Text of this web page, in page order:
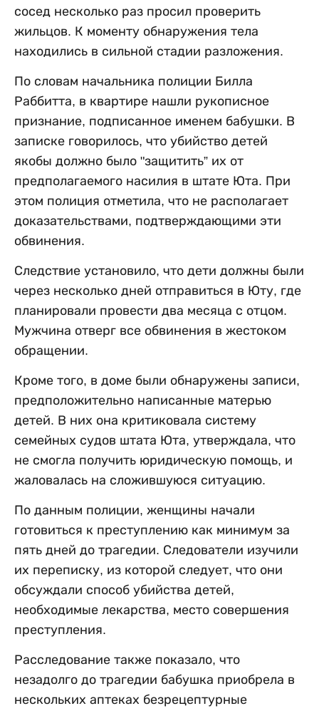
сосед несколько раз просил проверить
жильцов. К моменту обнаружения тела
находились в сильной стадии разложения.
По словам начальника полиции Билла
Раббитта, в квартире нашли рукописное
признание, подписанное именем бабушки. В
записке говорилось, что убийство детей
якобы должно было "защитить” их от
предполагаемого насилия в штате Юта. При
этом полиция отметила, что не располагает
доказательствами, подтверждающими эти
обвинения.
Следствие установило, что дети должны были
через несколько дней отправиться в Юту, где
планировали провести два месяца с отцом.
Мужчина отверг все обвинения в жестоком
обращении.
Кроме того, в доме были обнаружены записи,
предположительно написанные матерью
детей. В них она критиковала систему
семейных судов штата Юта, утверждала, что
не смогла получить юридическую помощь, и
жаловалась на сложившуюся ситуацию.
По данным полиции, женщины начали
готовиться к преступлению как минимум за
пять дней до трагедии. Следователи изучили
их переписку, из которой следует, что они
обсуждали способ убийства детей,
необходимые лекарства, место совершения
преступления.
Расследование также показало, что
незадолго до трагедии бабушка приобрела в
нескольких аптеках безрецептурные